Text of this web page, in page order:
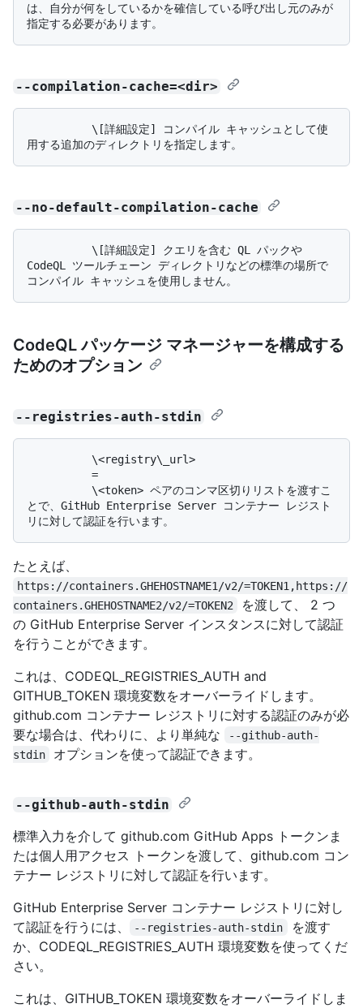
は、自分が何をしているかを確信している呼び出し元のみが
--compilation-cache=<dir>
--no-default-compilation-cache
CodeQL ツールチェーン ディレクトリなどの標準の場所で
CodeQL パッケージ マネージャーを構成する
ためのオプション
--registries-auth-stdin
とで、GitHub Enterprise Server コンテナー レジスト
たとえば、
https://containers.GHEHOSTNAME1/v2/=TOKEN1,https://
containers.GHEHOSTNAME2/v2/=TOKEN2
を渡して、 2 つ
の GitHub Enterprise Server インスタンスに対して認証
を行うことができます。
これは、CODEQL_REGISTRIES_AUTH and
GITHUB_TOKEN 環境変数をオーバーライドします。
github.com コンテナー レジストリに対する認証のみが必
要な場合は、代わりに、より単純な
--github-auth-
stdin
オプションを使って認証できます。
--github-auth-stdin
標準入力を介して github.com GitHub Apps トークンま
たは個人用アクセス トークンを渡して、github.com コン
テナー レジストリに対して認証を行います。
GitHub Enterprise Server コンテナー レジストリに対し
て認証を行うには、
--registries-auth-stdin
を渡す
か、CODEQL_REGISTRIES_AUTH 環境変数を使ってくだ
さい。
これは、GITHUB_TOKEN 環境変数をオーバーライドしま